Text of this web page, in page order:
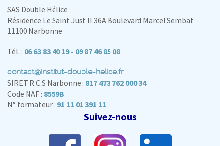
SAS Double Hélice
Résidence Le Saint Just II 36A Boulevard Marcel Sembat
11100 Narbonne
Tél. : 06 63 83 40 19 - 09 87 46 85 08
contact@institut-double-helice.fr
SIRET R.C.S Narbonne : 817 473 762 000 34
Code NAF : 8559B
N° formateur : 91 11 01 391 11
Suivez-nous